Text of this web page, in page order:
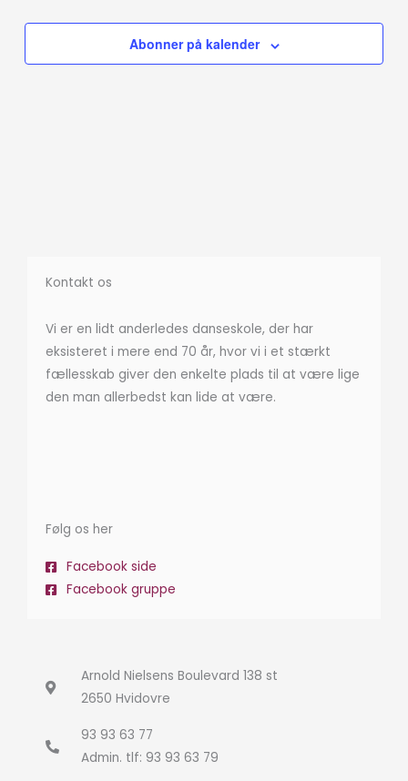
Abonner på kalender
Kontakt os
Vi er en lidt anderledes danseskole, der har
eksisteret i mere end 70 år, hvor vi i et stærkt
fællesskab giver den enkelte plads til at være lige
den man allerbedst kan lide at være.
Følg os her
Facebook side
Facebook gruppe
Arnold Nielsens Boulevard 138 st
2650 Hvidovre
93 93 63 77
Admin. tlf: 93 93 63 79